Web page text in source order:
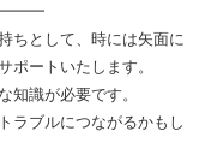
ちとして、時には矢面に
ポートいたします。
知識が必要です。
ラブルにつながるかもし